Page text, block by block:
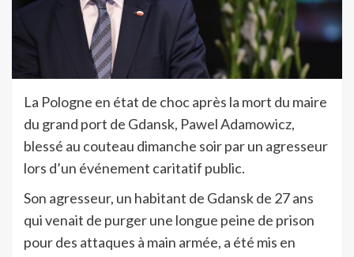
La Pologne en état de choc après la mort du maire
du grand port de Gdansk, Pawel Adamowicz,
blessé au couteau dimanche soir par un agresseur
lors d’un événement caritatif public.
Son agresseur, un habitant de Gdansk de 27 ans
qui venait de purger une longue peine de prison
pour des attaques à main armée, a été mis en